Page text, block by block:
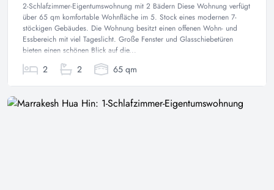
2-Schlafzimmer-Eigentumswohnung mit 2 Bädern Diese Wohnung verfügt
über 65 qm komfortable Wohnfläche im 5. Stock eines modernen 7-
stöckigen Gebäudes. Die Wohnung besitzt einen offenen Wohn- und
Essbereich mit viel Tageslicht. Große Fenster und Glasschiebetüren
bieten einen schönen Blick auf die...
2 2 65 qm